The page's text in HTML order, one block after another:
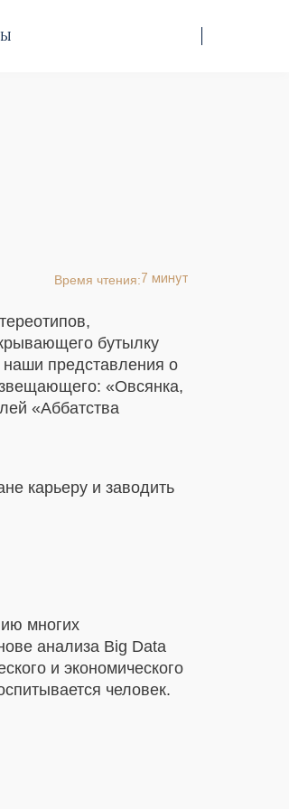
Время чтения: 7 минут
бутылку
представления о
«Овсянка,
«Аббатства
карьеру и заводить
многих
анализа Big Data
и экономического
человек.